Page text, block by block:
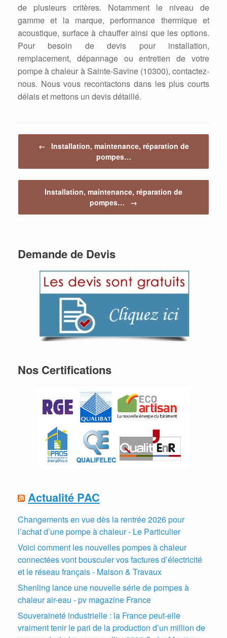
de plusieurs critères. Notamment le niveau de
gamme et la marque, performance thermique et
acoustique, surface à chauffer ainsi que les options.
Pour besoin de devis pour installation,
remplacement, dépannage ou entretien de votre
pompe à chaleur à Sainte-Savine (10300), contactez-
nous. Nous vous recontactons dans les plus courts
délais et mettons un devis détaillé.
←
Installation, maintenance, réparation de
pompes…
Installation, maintenance, réparation de
pompes…
→
Demande de Devis
Nos Certifications
Actualité PAC
Changements en vue dès la rentrée 2026 pour
l’achat d’une pompe à chaleur - Le Particulier
Voici comment les nouvelles pompes à chaleur
connectées vont bousculer vos factures d’électricité
et le réseau français - Maison & Travaux
Shenling lance une nouvelle série de pompes à
chaleur air-eau - pv magazine France
Souveraineté industrielle : la France peut-elle
vraiment tenir le pari de la production d’un million de